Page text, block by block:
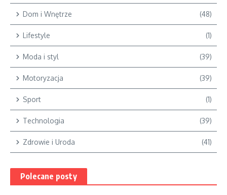
Dom i Wnętrze (48)
Lifestyle (1)
Moda i styl (39)
Motoryzacja (39)
Sport (1)
Technologia (39)
Zdrowie i Uroda (41)
Polecane posty